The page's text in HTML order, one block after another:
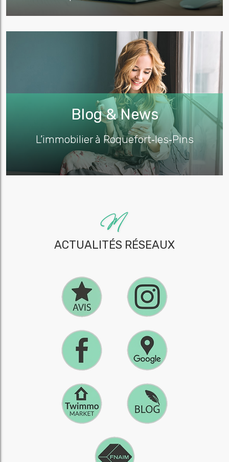
Blog & News
L’immobilier à Roquefort‑les‑Pins
ACTUALITÉS RÉSEAUX